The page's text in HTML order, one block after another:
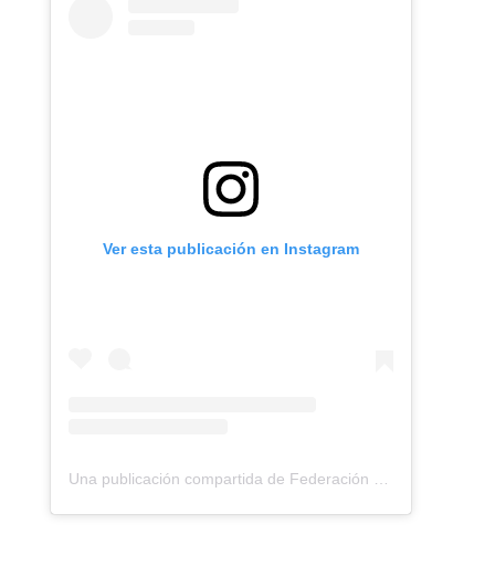
Ver esta publicación en Instagram
Una publicación compartida de Federación Montañismo Tenerife (@federacion_montanismo_tenerife)